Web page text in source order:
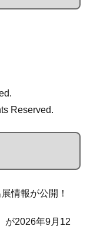
Reserved.
情報が公開！
が2026年9月12